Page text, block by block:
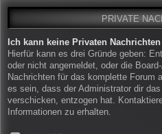
PRIVATE
Ich kann keine Privaten
Hierfür kann es drei Gründe geben:
oder nicht angemeldet, oder die
Nachrichten für das komplette Forum
es sein, dass der Administrator dir
verschicken, entzogen hat.
Informationen zu erhalten.